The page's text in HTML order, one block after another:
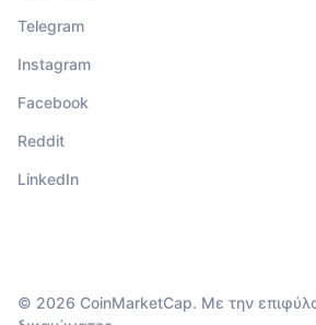
Telegram
Instagram
Facebook
Reddit
LinkedIn
© 2026 CoinMarketCap. Με την